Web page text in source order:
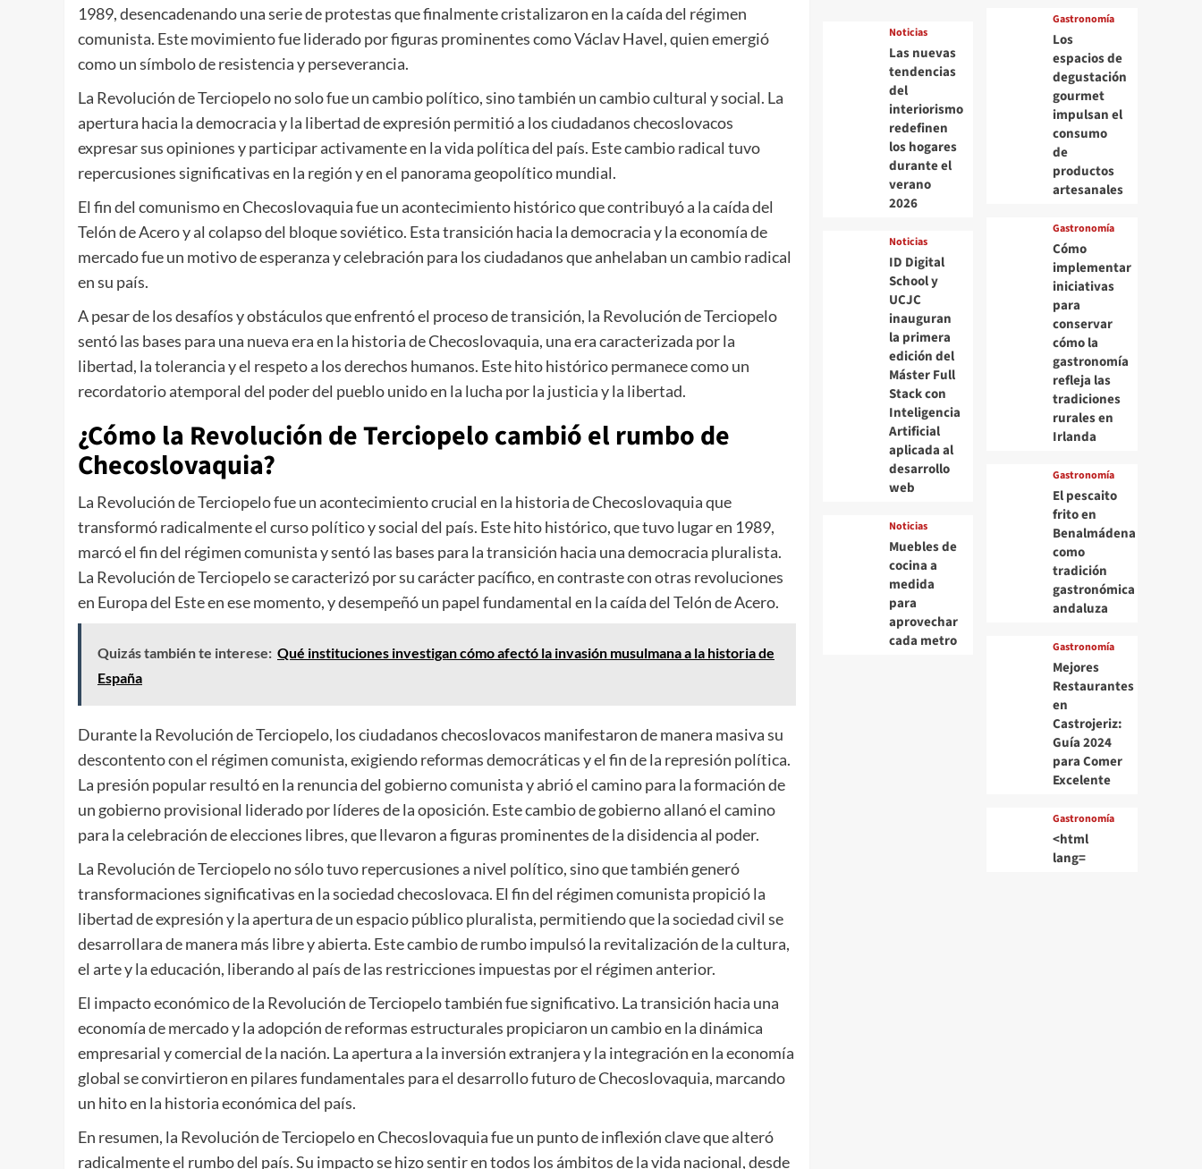
1989, desencadenando una serie de protestas que finalmente cristalizaron en la caída del régimen
comunista. Este movimiento fue liderado por figuras prominentes como Václav Havel, quien emergió
como un símbolo de resistencia y perseverancia.
La Revolución de Terciopelo no solo fue un cambio político, sino también un cambio cultural y social. La
apertura hacia la democracia y la libertad de expresión permitió a los ciudadanos checoslovacos
expresar sus opiniones y participar activamente en la vida política del país. Este cambio radical tuvo
repercusiones significativas en la región y en el panorama geopolítico mundial.
El fin del comunismo en Checoslovaquia fue un acontecimiento histórico que contribuyó a la caída del
Telón de Acero y al colapso del bloque soviético. Esta transición hacia la democracia y la economía de
mercado fue un motivo de esperanza y celebración para los ciudadanos que anhelaban un cambio radical
en su país.
A pesar de los desafíos y obstáculos que enfrentó el proceso de transición, la Revolución de Terciopelo
sentó las bases para una nueva era en la historia de Checoslovaquia, una era caracterizada por la
libertad, la tolerancia y el respeto a los derechos humanos. Este hito histórico permanece como un
recordatorio atemporal del poder del pueblo unido en la lucha por la justicia y la libertad.
¿Cómo la Revolución de Terciopelo cambió el rumbo de
Checoslovaquia?
La Revolución de Terciopelo fue un acontecimiento crucial en la historia de Checoslovaquia que
transformó radicalmente el curso político y social del país. Este hito histórico, que tuvo lugar en 1989,
marcó el fin del régimen comunista y sentó las bases para la transición hacia una democracia pluralista.
La Revolución de Terciopelo se caracterizó por su carácter pacífico, en contraste con otras revoluciones
en Europa del Este en ese momento, y desempeñó un papel fundamental en la caída del Telón de Acero.
Quizás también te interese: Qué instituciones investigan cómo afectó la invasión musulmana a la historia de
España
Durante la Revolución de Terciopelo, los ciudadanos checoslovacos manifestaron de manera masiva su
descontento con el régimen comunista, exigiendo reformas democráticas y el fin de la represión política.
La presión popular resultó en la renuncia del gobierno comunista y abrió el camino para la formación de
un gobierno provisional liderado por líderes de la oposición. Este cambio de gobierno allanó el camino
para la celebración de elecciones libres, que llevaron a figuras prominentes de la disidencia al poder.
La Revolución de Terciopelo no sólo tuvo repercusiones a nivel político, sino que también generó
transformaciones significativas en la sociedad checoslovaca. El fin del régimen comunista propició la
libertad de expresión y la apertura de un espacio público pluralista, permitiendo que la sociedad civil se
desarrollara de manera más libre y abierta. Este cambio de rumbo impulsó la revitalización de la cultura,
el arte y la educación, liberando al país de las restricciones impuestas por el régimen anterior.
El impacto económico de la Revolución de Terciopelo también fue significativo. La transición hacia una
economía de mercado y la adopción de reformas estructurales propiciaron un cambio en la dinámica
empresarial y comercial de la nación. La apertura a la inversión extranjera y la integración en la economía
global se convirtieron en pilares fundamentales para el desarrollo futuro de Checoslovaquia, marcando
un hito en la historia económica del país.
En resumen, la Revolución de Terciopelo en Checoslovaquia fue un punto de inflexión clave que alteró
radicalmente el rumbo del país. Su impacto se hizo sentir en todos los ámbitos de la vida nacional, desde
Noticias
Las nuevas
tendencias
del
interiorismo
redefinen
los hogares
durante el
verano
2026
Noticias
ID Digital
School y
UCJC
inauguran
la primera
edición del
Máster Full
Stack con
Inteligencia
Artificial
aplicada al
desarrollo
web
Noticias
Muebles de
cocina a
medida
para
aprovechar
cada metro
Gastronomía
Los
espacios de
degustación
gourmet
impulsan el
consumo
de
productos
artesanales
Gastronomía
Cómo
implementar
iniciativas
para
conservar
cómo la
gastronomía
refleja las
tradiciones
rurales en
Irlanda
Gastronomía
El pescaito
frito en
Benalmádena
como
tradición
gastronómica
andaluza
Gastronomía
Mejores
Restaurantes
en
Castrojeriz:
Guía 2024
para Comer
Excelente
Gastronomía
<html
lang=